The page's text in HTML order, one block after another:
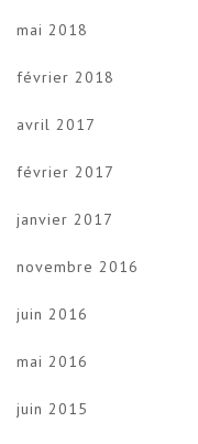
mai 2018
février 2018
avril 2017
février 2017
janvier 2017
novembre 2016
juin 2016
mai 2016
juin 2015